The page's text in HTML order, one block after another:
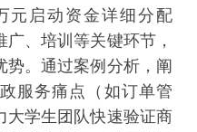
元启动资金详细分配
、培训等关键环节，
势。通过案例分析，阐
服务痛点（如订单管
大学生团队快速验证商